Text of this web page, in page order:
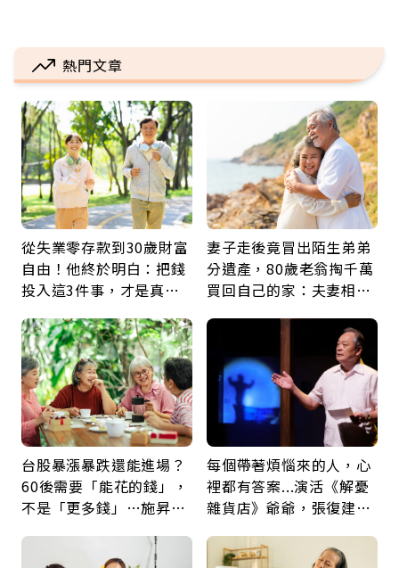
熱門文章
從失業零存款到30歲財富
自由！他終於明白：把錢
投入這3件事，才是真正
妻子走後竟冒出陌生弟弟
分遺產，80歲老翁掏千萬
買回自己的家：夫妻相守
台股暴漲暴跌還能進場？
60後需要「能花的錢」，
不是「更多錢」…施昇
每個帶著煩惱來的人，心
裡都有答案...演活《解憂
雜貨店》爺爺，張復建：
善待自己